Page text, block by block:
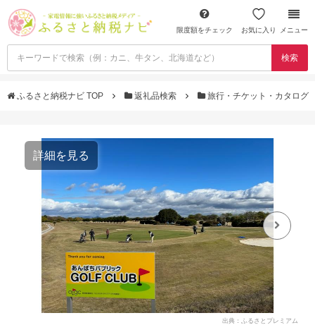
限度額をチェック お気に入り メニュー
検索
ふるさと納税ナビ TOP 返礼品検索 旅行・チケット・カタログ
詳細を見る
出典：ふるさとプレミアム